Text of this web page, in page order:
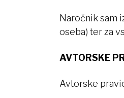
Naročnik sam
oseba) ter za
AVTORSKE
Avtorske